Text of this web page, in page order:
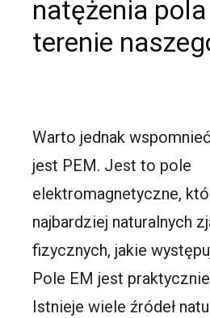
natężenia
terenie
Warto jednak
jest PEM. Jest to pole
elektromagnetyczne,
najbardziej naturalnych
fizycznych, jakie
Pole EM jest
Istnieje wiele źródeł